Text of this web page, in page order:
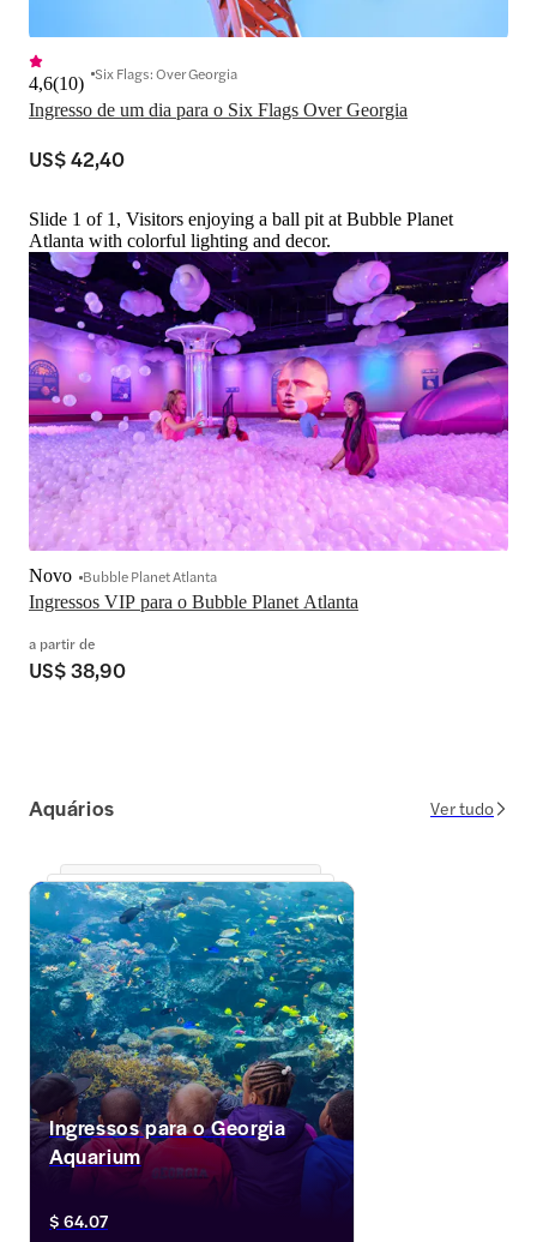
Ingresso de um dia para o Six Flags Over Georgia
4,6(10) Six Flags: Over Georgia
US$ 42,40
Slide 1 of 1, Visitors enjoying a ball pit at Bubble Planet
Atlanta with colorful lighting and decor.
Ingressos VIP para o Bubble Planet Atlanta
Novo Bubble Planet Atlanta
a partir de
US$ 38,90
Aquários Ver tudo
Ingressos para o Georgia
Aquarium
Georgia Aquarium para explorar e reservar
$ 64.07